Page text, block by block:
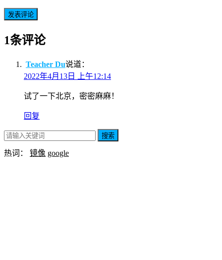
1条评论
Teacher Du说道：
2022年4月13日 上午12:14
试了一下北京，密密麻麻！
回复
搜索
热词： 镜像 google